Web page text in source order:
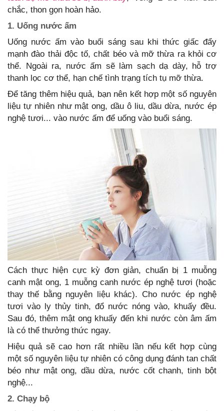
chắc, thon gọn hoàn hảo.
1. Uống nước ấm
Uống nước ấm vào buổi sáng sau khi thức giấc đẩy
mạnh đào thải độc tố, chất béo và mỡ thừa ra khỏi cơ
thể. Ngoài ra, nước ấm sẽ làm sạch dạ dày, hỗ trợ
thanh lọc cơ thể, hạn chế tình trạng tích tụ mỡ thừa.
Để tăng thêm hiệu quả, bạn nên kết hợp một số nguyên
liệu tự nhiên như mật ong, dầu ô liu, dầu dừa, nước ép
nghệ tươi... vào nước ấm để uống vào buổi sáng.
Cách thực hiện cực kỳ đơn giản, chuẩn bị 1 muỗng
canh mật ong, 1 muỗng canh nước ép nghệ tươi (hoặc
thay thế bằng nguyên liệu khác). Cho nước ép nghệ
tươi vào ly thủy tinh, đổ nước nóng vào, khuấy đều.
Sau đó, thêm mật ong khuấy đến khi nước còn âm ấm
là có thể thưởng thức ngay.
Hiệu quả sẽ cao hơn rất nhiều lần nếu kết hợp cùng
một số nguyên liệu tự nhiên có công dụng đánh tan chất
béo như mật ong, dầu dừa, nước cốt chanh, tinh bột
nghệ...
2. Chạy bộ